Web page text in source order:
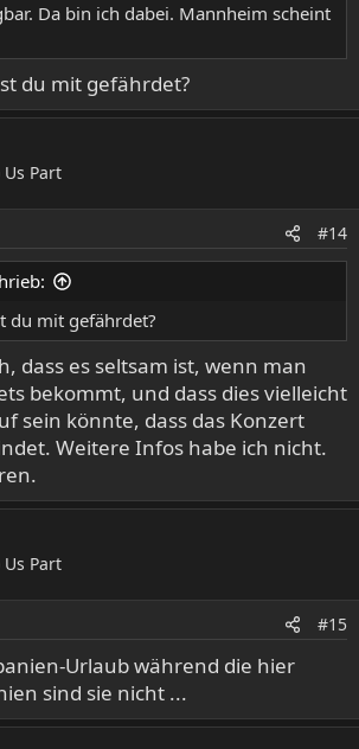
Da bin ich dabei. Mannheim scheint
du mit gefährdet?
Part
#14
du mit gefährdet?
dass es seltsam ist, wenn man
bekommt, und dass dies vielleicht
sein könnte, dass das Konzert
Weitere Infos habe ich nicht.
Part
#15
Urlaub während die hier
sind sie nicht ...